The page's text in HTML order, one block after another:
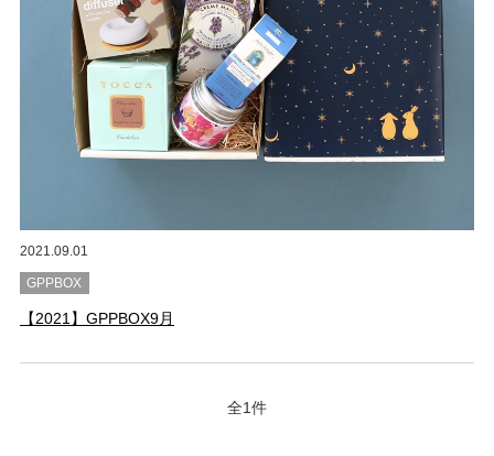
2021.09.01
GPPBOX
【2021】GPPBOX9月
全1件